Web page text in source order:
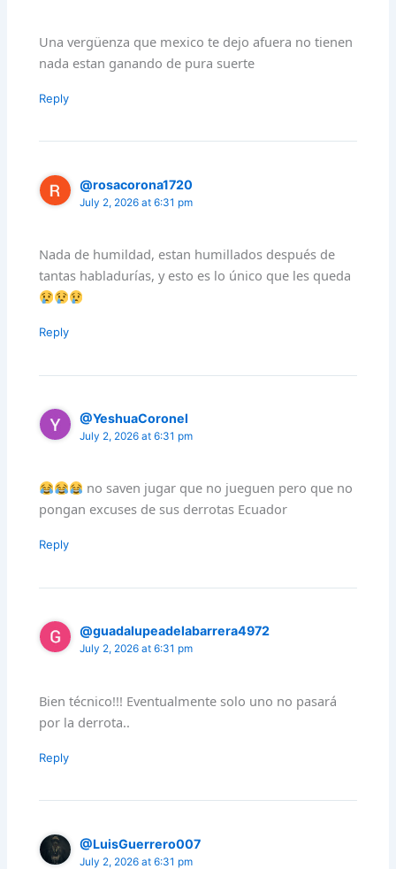
Una vergüenza que mexico te dejo afuera no tienen
nada estan ganando de pura suerte
Reply
@rosacorona1720
July 2, 2026 at 6:31 pm
Nada de humildad, estan humillados después de
tantas habladurías, y esto es lo único que les queda
Reply
@YeshuaCoronel
July 2, 2026 at 6:31 pm
no saven jugar que no jueguen pero que no
pongan excuses de sus derrotas Ecuador
Reply
@guadalupeadelabarrera4972
July 2, 2026 at 6:31 pm
Bien técnico!!! Eventualmente solo uno no pasará
por la derrota..
Reply
@LuisGuerrero007
July 2, 2026 at 6:31 pm